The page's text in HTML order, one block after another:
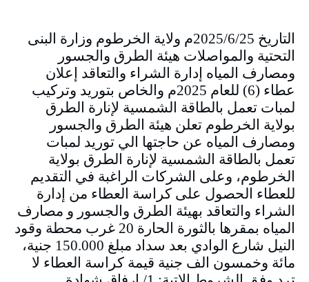
التاريخ 2025/6/25م ولاية الخرطوم وزارة البنى
التحتية والمواصلات هيئة الطرق والجسور
ومصارف المياه إدارة الشراء والتعاقد إعلان
عطاء (6) للعام 2025م والخاص بتوريد وتركيب
لمبات تعمل بالطاقة الشمسية لإنارة الطرق
بولاية الخرطوم تعلن هيئة الطرق والجسور
ومصارف المياه عن حاجتها الي توريد لمبات
تعمل بالطاقة الشمسية لإنارة الطرق بولاية
الخرطوم، وعلى الشركات الراغبة في التقديم
للعطاء الحصول على كراسة العطاء من إدارة
الشراء والتعاقد بهيئة الطرق والجسور و مصارف
المياه بمقرها بالثورة الحارة 20 غرب محطة وقود
النيل شارع الوادي بعد سداد مبلغ 150.000 جنية،
مائة وخمسون الف جنية قيمة كراسة العطاء لا